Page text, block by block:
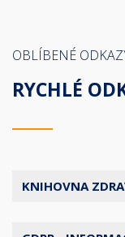
OBLÍBENÉ
RYCHLÉ
KNIHOVNA